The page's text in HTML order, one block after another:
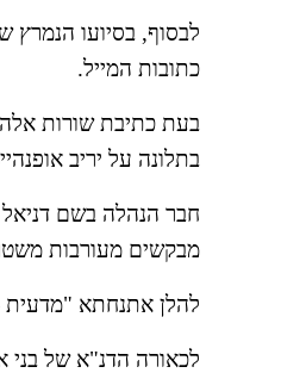
כתובות המייל.
בתלונה על יריב
מבקשים מעורבות
להלן אתנחתא "מדעית
לכאורה הדנ"א של בני